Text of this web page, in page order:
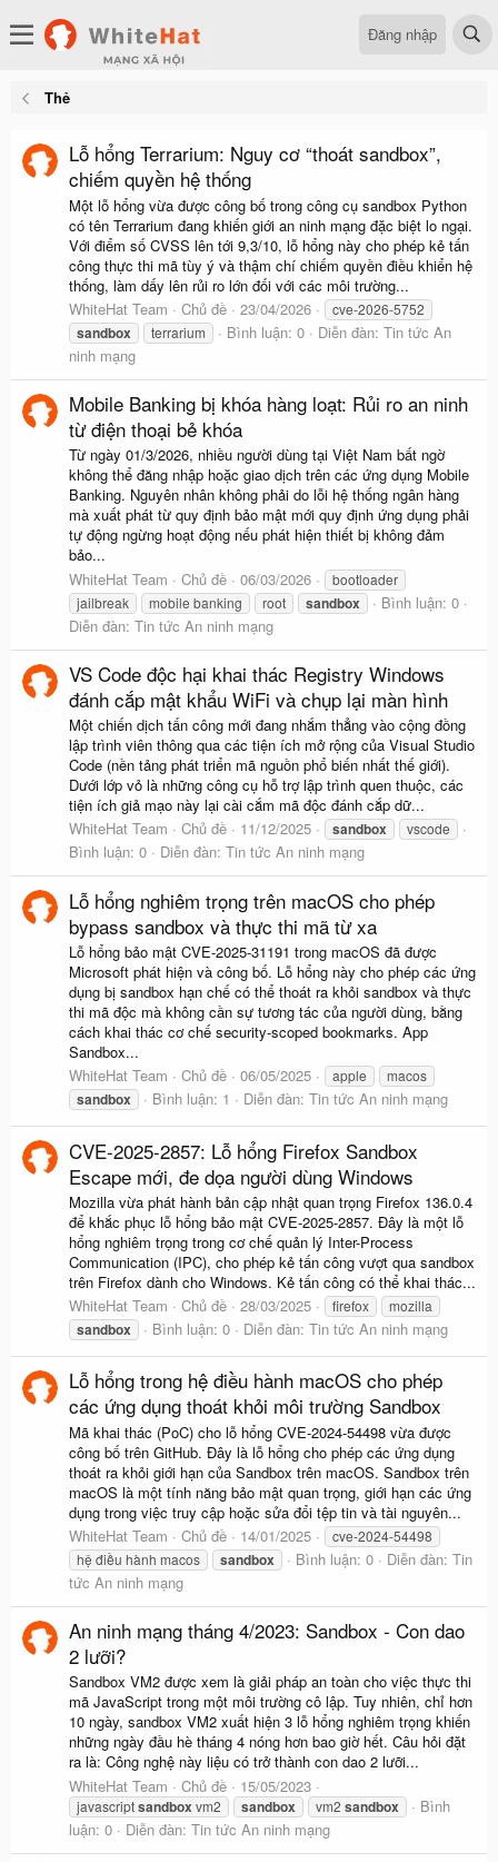
Đăng nhập
Thẻ
Lỗ hổng Terrarium: Nguy cơ “thoát sandbox”,
chiếm quyền hệ thống
Một lỗ hổng vừa được công bố trong công cụ sandbox Python
có tên Terrarium đang khiến giới an ninh mạng đặc biệt lo ngại.
Với điểm số CVSS lên tới 9,3/10, lỗ hổng này cho phép kẻ tấn
công thực thi mã tùy ý và thậm chí chiếm quyền điều khiển hệ
thống, làm dấy lên rủi ro lớn đối với các môi trường...
WhiteHat Team
Chủ đề 23/04/2026 cve-2026-5752
sandbox terrarium Bình luận: 0 Diễn đàn: Tin tức An
ninh mạng
Mobile Banking bị khóa hàng loạt: Rủi ro an ninh
từ điện thoại bẻ khóa
Từ ngày 01/3/2026, nhiều người dùng tại Việt Nam bất ngờ
không thể đăng nhập hoặc giao dịch trên các ứng dụng Mobile
Banking. Nguyên nhân không phải do lỗi hệ thống ngân hàng
mà xuất phát từ quy định bảo mật mới quy định ứng dụng phải
tự động ngừng hoạt động nếu phát hiện thiết bị không đảm
bảo...
WhiteHat Team
Chủ đề 06/03/2026
bootloader
jailbreak
mobile banking root sandbox
Bình luận: 0
Diễn đàn: Tin tức An ninh mạng
VS Code độc hại khai thác Registry Windows
đánh cắp mật khẩu WiFi và chụp lại màn hình
Một chiến dịch tấn công mới đang nhắm thẳng vào cộng đồng
lập trình viên thông qua các tiện ích mở rộng của Visual Studio
Code (nền tảng phát triển mã nguồn phổ biến nhất thế giới).
Dưới lớp vỏ là những công cụ hỗ trợ lập trình quen thuộc, các
tiện ích giả mạo này lại cài cắm mã độc đánh cắp dữ...
WhiteHat Team
Chủ đề 11/12/2025 sandbox vscode
Bình luận: 0 Diễn đàn: Tin tức An ninh mạng
Lỗ hổng nghiêm trọng trên macOS cho phép
bypass sandbox và thực thi mã từ xa
Lỗ hổng bảo mật CVE-2025-31191 trong macOS đã được
Microsoft phát hiện và công bố. Lỗ hổng này cho phép các ứng
dụng bị sandbox hạn chế có thể thoát ra khỏi sandbox và thực
thi mã độc mà không cần sự tương tác của người dùng, bằng
cách khai thác cơ chế security-scoped bookmarks. App
Sandbox...
WhiteHat Team
Chủ đề 06/05/2025 apple macos
sandbox Bình luận: 1 Diễn đàn: Tin tức An ninh mạng
CVE-2025-2857: Lỗ hổng Firefox Sandbox
Escape mới, đe dọa người dùng Windows
Mozilla vừa phát hành bản cập nhật quan trọng Firefox 136.0.4
để khắc phục lỗ hổng bảo mật CVE-2025-2857. Đây là một lỗ
hổng nghiêm trọng trong cơ chế quản lý Inter-Process
Communication (IPC), cho phép kẻ tấn công vượt qua sandbox
trên Firefox dành cho Windows. Kẻ tấn công có thể khai thác...
WhiteHat Team
Chủ đề 28/03/2025 firefox mozilla
sandbox Bình luận: 0 Diễn đàn: Tin tức An ninh mạng
Lỗ hổng trong hệ điều hành macOS cho phép
các ứng dụng thoát khỏi môi trường Sandbox
Mã khai thác (PoC) cho lỗ hổng CVE-2024-54498 vừa được
công bố trên GitHub. Đây là lỗ hổng cho phép các ứng dụng
thoát ra khỏi giới hạn của Sandbox trên macOS. Sandbox trên
macOS là một tính năng bảo mật quan trọng, giới hạn các ứng
dụng trong việc truy cập hoặc sửa đổi tệp tin và tài nguyên...
WhiteHat Team
Chủ đề 14/01/2025
cve-2024-54498
hệ điều hành macos
sandbox Bình luận: 0 Diễn đàn: Tin
tức An ninh mạng
An ninh mạng tháng 4/2023: Sandbox - Con dao
2 lưỡi?
Sandbox VM2 được xem là giải pháp an toàn cho việc thực thi
mã JavaScript trong một môi trường cô lập. Tuy nhiên, chỉ hơn
10 ngày, sandbox VM2 xuất hiện 3 lỗ hổng nghiêm trọng khiến
những ngày đầu hè tháng 4 nóng hơn bao giờ hết. Câu hỏi đặt
ra là: Công nghệ này liệu có trở thành con dao 2 lưỡi...
WhiteHat Team
Chủ đề 15/05/2023
javascriptsandbox vm2 sandbox vm2 sandbox
Bình
luận: 0
Diễn đàn: Tin tức An ninh mạng